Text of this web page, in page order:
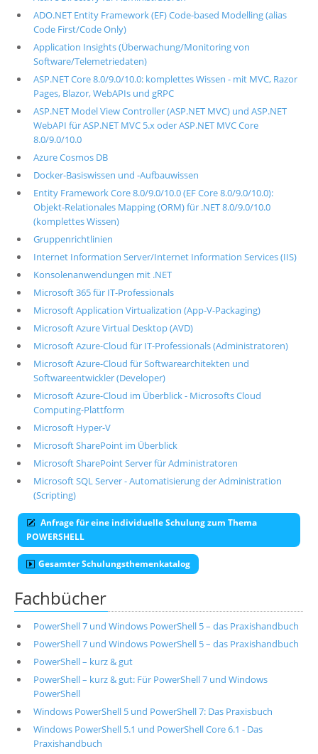
ADO.NET Entity Framework (EF) Code-based Modelling (alias
Code First/Code Only)
Application Insights (Überwachung/Monitoring von
Software/Telemetriedaten)
ASP.NET Core 8.0/9.0/10.0: komplettes Wissen - mit MVC, Razor
Pages, Blazor, WebAPIs und gRPC
ASP.NET Model View Controller (ASP.NET MVC) und ASP.NET
WebAPI für ASP.NET MVC 5.x oder ASP.NET MVC Core
8.0/9.0/10.0
Azure Cosmos DB
Docker-Basiswissen und -Aufbauwissen
Entity Framework Core 8.0/9.0/10.0 (EF Core 8.0/9.0/10.0):
Objekt-Relationales Mapping (ORM) für .NET 8.0/9.0/10.0
(komplettes Wissen)
Gruppenrichtlinien
Internet Information Server/Internet Information Services (IIS)
Konsolenanwendungen mit .NET
Microsoft 365 für IT-Professionals
Microsoft Application Virtualization (App-V-Packaging)
Microsoft Azure Virtual Desktop (AVD)
Microsoft Azure-Cloud für IT-Professionals (Administratoren)
Microsoft Azure-Cloud für Softwarearchitekten und
Softwareentwickler (Developer)
Microsoft Azure-Cloud im Überblick - Microsofts Cloud
Computing-Plattform
Microsoft Hyper-V
Microsoft SharePoint im Überblick
Microsoft SharePoint Server für Administratoren
Microsoft SQL Server - Automatisierung der Administration
(Scripting)
Anfrage für eine individuelle Schulung zum Thema
POWERSHELL
Gesamter Schulungsthemenkatalog
Fachbücher
PowerShell 7 und Windows PowerShell 5 – das Praxishandbuch
PowerShell 7 und Windows PowerShell 5 – das Praxishandbuch
PowerShell – kurz & gut
PowerShell – kurz & gut: Für PowerShell 7 und Windows
PowerShell
Windows PowerShell 5 und PowerShell 7: Das Praxisbuch
Windows PowerShell 5.1 und PowerShell Core 6.1 - Das
Praxishandbuch